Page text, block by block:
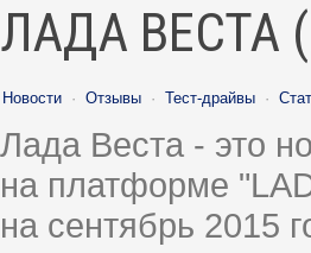
ЛАДА ВЕСТА
Новости · Отзывы · Тест-драйвы ·
Лада Веста - это
на платформе
на сентябрь 2015